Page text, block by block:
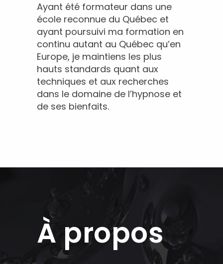
Ayant été formateur dans une
école reconnue du Québec et
ayant poursuivi ma formation en
continu autant au Québec qu’en
Europe, je maintiens les plus
hauts standards quant aux
techniques et aux recherches
dans le domaine de l’hypnose et
de ses bienfaits.
À propos